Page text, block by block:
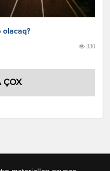
olacaq?
330
ÇOX